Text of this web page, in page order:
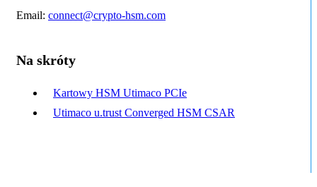
Email: connect@crypto-hsm.com
Na skróty
Kartowy HSM Utimaco PCIe
Utimaco u.trust Converged HSM CSAR